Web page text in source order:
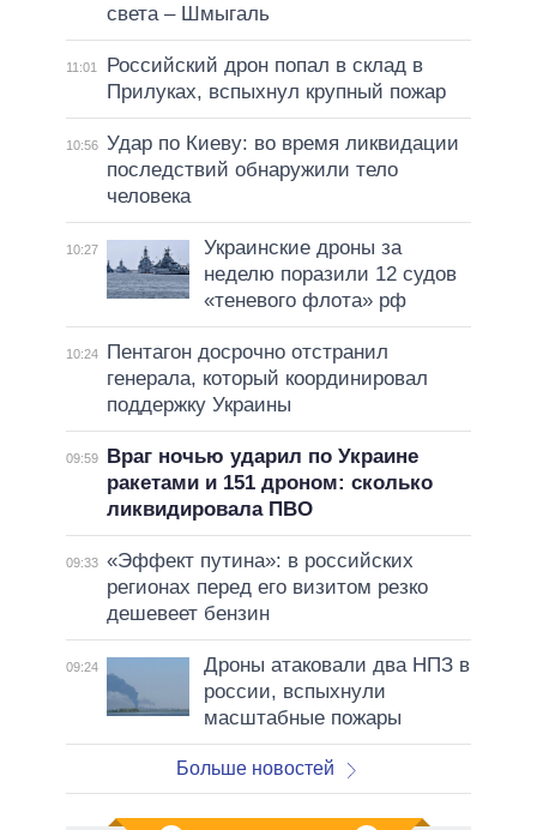
света – Шмыгаль
11:01
Российский дрон попал в склад в
Прилуках, вспыхнул крупный пожар
10:56 Удар по Киеву: во время ликвидации
последствий обнаружили тело
человека
10:27
Украинские дроны за
неделю поразили 12 судов
«теневого флота» рф
10:24
Пентагон досрочно отстранил
генерала, который координировал
поддержку Украины
09:59
Враг ночью ударил по Украине
ракетами и 151 дроном: сколько
ликвидировала ПВО
09:33 «Эффект путина»: в российских
регионах перед его визитом резко
дешевеет бензин
09:24
Дроны атаковали два НПЗ в
россии, вспыхнули
масштабные пожары
Больше новостей